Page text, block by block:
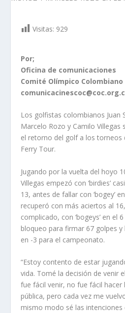
Visitas: 929
Por;
Oficina de comunicaciones
Comité Olímpico Colombiano
Los golfistas colombianos Juan
Marcelo Rozo y Camilo Villegas
el retorno del golf a los torneos
Ferry Tour.
Jugando por la vuelta del hoyo
Villegas empezó con ‘birdies’
13, antes de fallar con ‘bogey’
recuperó con más aciertos al
complicado, con ‘bogeys’ en el
bloqueo para firmar 67 golpes y
en -3 para el campeonato.
“Estoy contento de estar
vida. Tomé la decisión de venir
fue fácil venir, no fue fácil hacer
pública, pero cada vez me
mismo modo sé las